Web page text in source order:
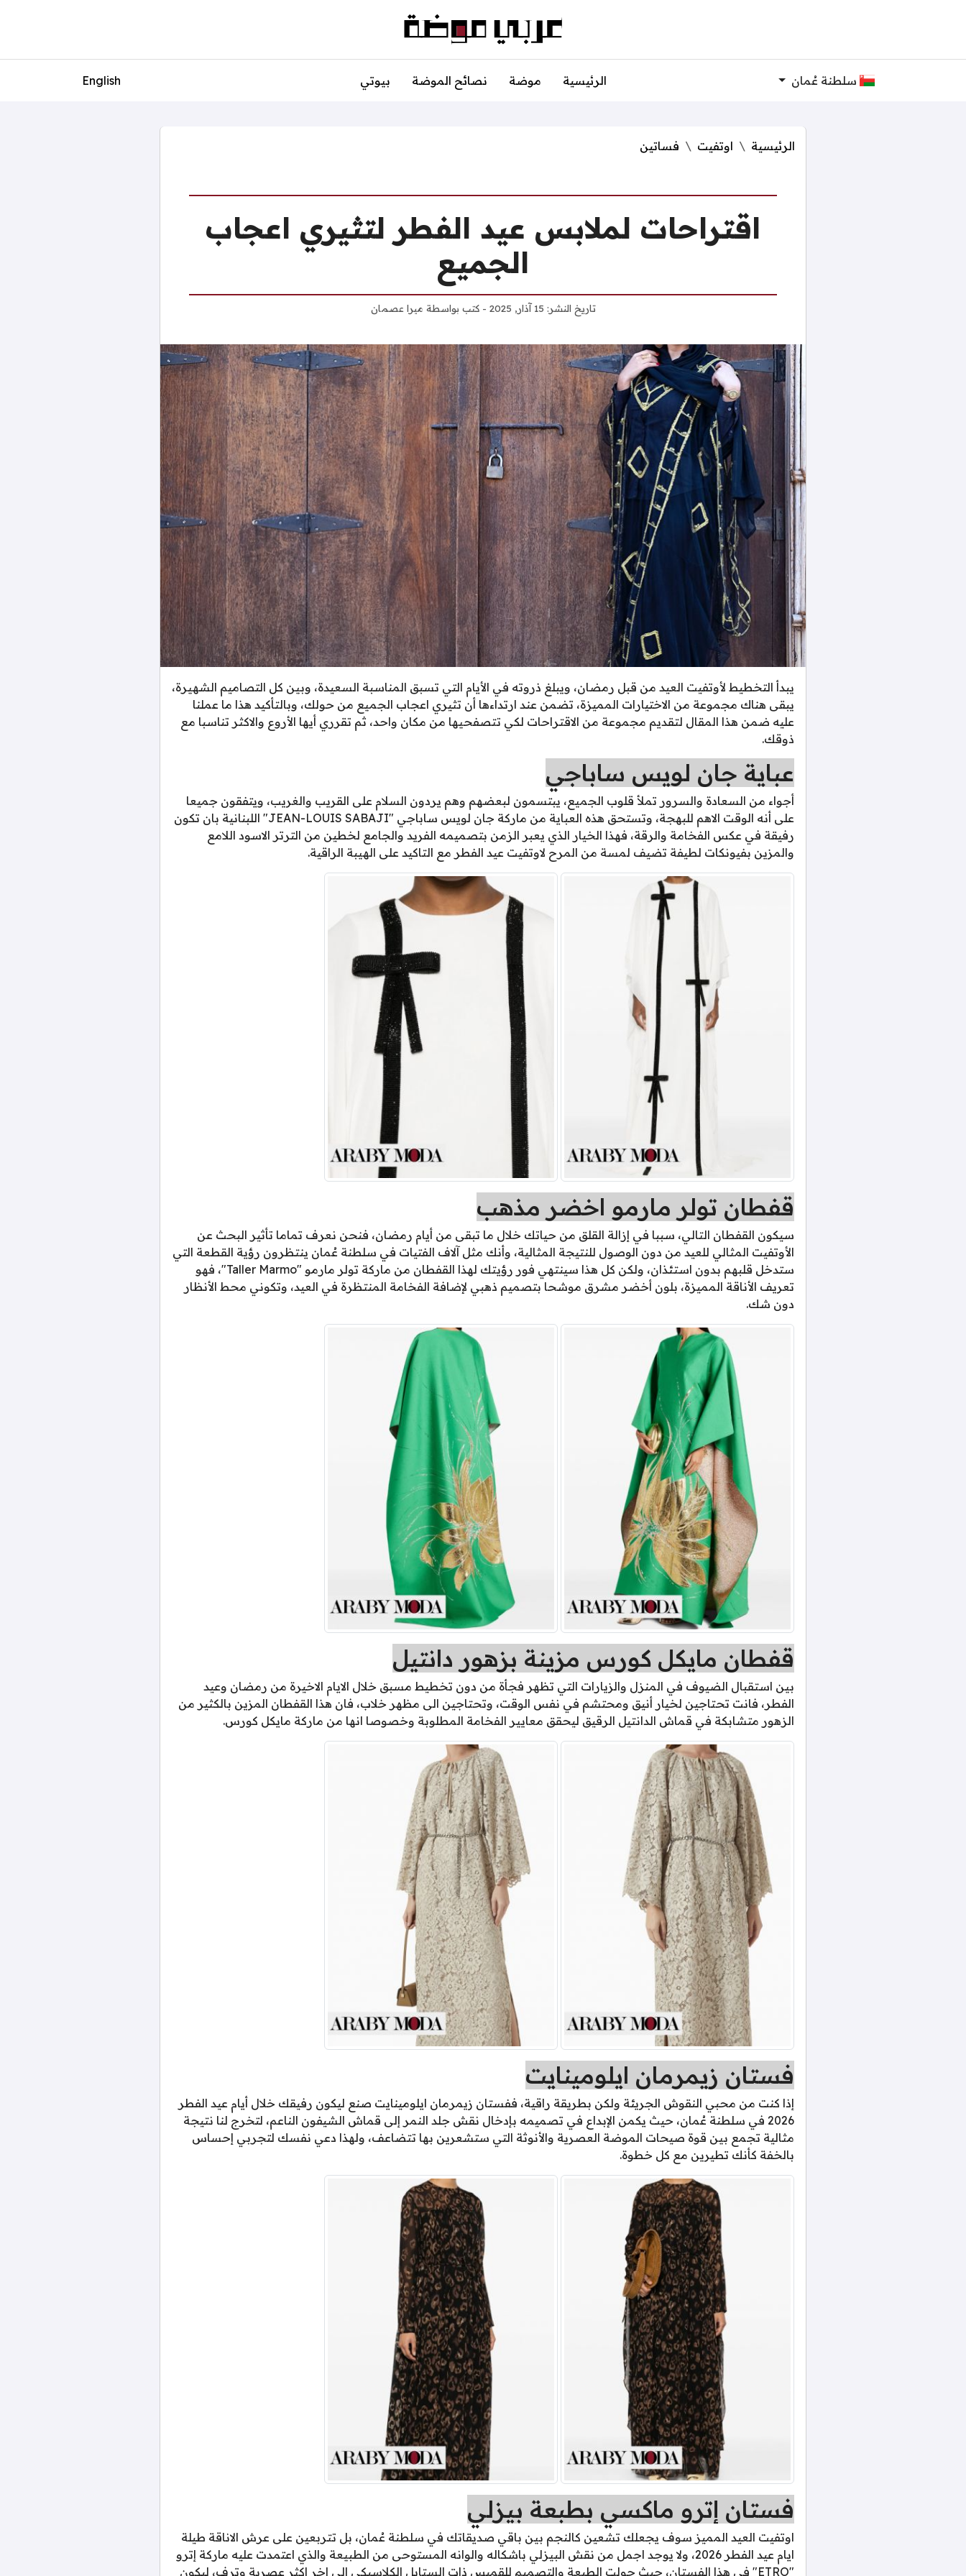
سلطنة عُمان الرئيسية موضة نصائح الموضة بيوتي English
الرئيسية اوتفيت فساتين
اقتراحات لملابس عيد الفطر لتثيري اعجاب
الجميع
تاريخ النشر: 15 آذار, 2025 - كتب بواسطة ميرا عصمان
يبدأ التخطيط لأوتفيت العيد من قبل رمضان، ويبلغ ذروته في الأيام التي تسبق المناسبة السعيدة، وبين كل التصاميم الشهيرة،
يبقى هناك مجموعة من الاختيارات المميزة، تضمن عند ارتداءها أن تثيري اعجاب الجميع من حولك، وبالتأكيد هذا ما عملنا
عليه ضمن هذا المقال لتقديم مجموعة من الاقتراحات لكي تتصفحيها من مكان واحد، ثم تقرري أيها الأروع والاكثر تناسبا مع
ذوقك.
عباية جان لويس ساباجي
أجواء من السعادة والسرور تملأ قلوب الجميع، يبتسمون لبعضهم وهم يردون السلام على القريب والغريب، ويتفقون جميعا
على أنه الوقت الاهم للبهجة، وتستحق هذه العباية من ماركة جان لويس ساباجي "JEAN-LOUIS SABAJI" اللبنانية بان تكون
رفيقة في عكس الفخامة والرقة، فهذا الخيار الذي يعبر الزمن بتصميمه الفريد والجامع لخطين من الترتر الاسود اللامع
والمزين بفيونكات لطيفة تضيف لمسة من المرح لاوتفيت عيد الفطر مع التاكيد على الهيبة الراقية.
قفطان تولر مارمو اخضر مذهب
سيكون القفطان التالي، سببا في إزالة القلق من حياتك خلال ما تبقى من أيام رمضان، فنحن نعرف تماما تأثير البحث عن
الأوتفيت المثالي للعيد من دون الوصول للنتيجة المثالية، وأنك مثل آلاف الفتيات في سلطنة عُمان ينتظرون رؤية القطعة التي
ستدخل قلبهم بدون استئذان، ولكن كل هذا سينتهي فور رؤيتك لهذا القفطان من ماركة تولر مارمو "Taller Marmo"، فهو
تعريف الأناقة المميزة، بلون أخضر مشرق موشحا بتصميم ذهبي لإضافة الفخامة المنتظرة في العيد، وتكوني محط الأنظار
دون شك.
قفطان مايكل كورس مزينة بزهور دانتيل
بين استقبال الضيوف في المنزل والزيارات التي تظهر فجأة من دون تخطيط مسبق خلال الايام الاخيرة من رمضان وعيد
الفطر، فانت تحتاجين لخيار أنيق ومحتشم في نفس الوقت، وتحتاجين الى مظهر خلاب، فان هذا القفطان المزين بالكثير من
الزهور متشابكة في قماش الدانتيل الرقيق ليحقق معايير الفخامة المطلوبة وخصوصا انها من ماركة مايكل كورس.
فستان زيمرمان ايلومينايت
إذا كنت من محبي النقوش الجريئة ولكن بطريقة راقية، ففستان زيمرمان ايلومينايت صنع ليكون رفيقك خلال أيام عيد الفطر
2026 في سلطنة عُمان، حيث يكمن الإبداع في تصميمه بإدخال نقش جلد النمر إلى قماش الشيفون الناعم، لتخرج لنا نتيجة
مثالية تجمع بين قوة صيحات الموضة العصرية والأنوثة التي ستشعرين بها تتضاعف، ولهذا دعي نفسك لتجربي إحساس
بالخفة كأنك تطيرين مع كل خطوة.
فستان إترو ماكسي بطبعة بيزلي
اوتفيت العيد المميز سوف يجعلك تشعين كالنجم بين باقي صديقاتك في سلطنة عُمان، بل تتربعين على عرش الاناقة طيلة
ايام عيد الفطر 2026، ولا يوجد اجمل من نقش البيزلي باشكاله والوانه المستوحى من الطبيعة والذي اعتمدت عليه ماركة إترو
"ETRO" في هذا الفستان، حيث حولت الطبعة والتصميم للقميس ذات الستايل الكلاسيكي الى اخر اكثر عصرية وترف، ليكون